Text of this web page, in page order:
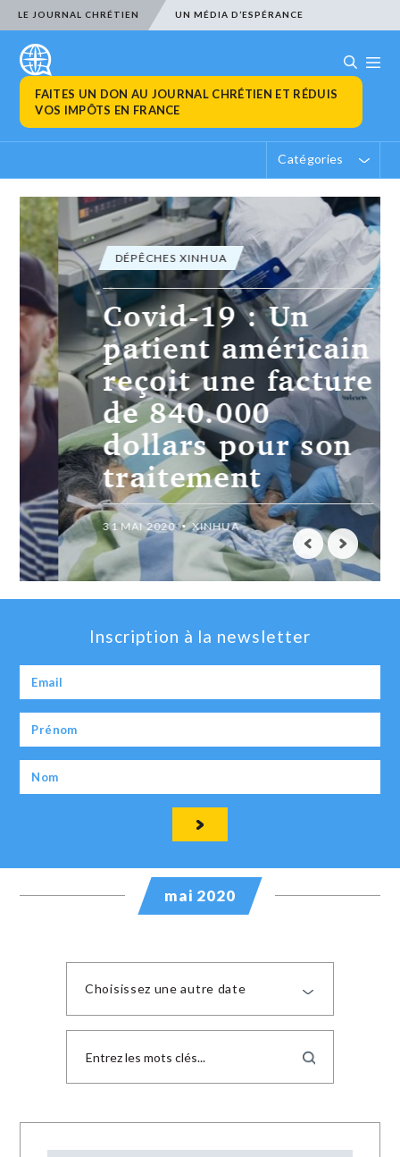
LE JOURNAL CHRÉTIEN UN MÉDIA D’ESPÉRANCE
FAITES UN DON AU JOURNAL CHRÉTIEN ET RÉDUIS
VOS IMPÔTS EN FRANCE
Catégories
DÉPÊCHES XINHUA
Covid-19 : Un
patient américain
reçoit une facture
de 840.000
dollars pour son
traitement
31 MAI 2020 XINHUA
Inscription à la newsletter
mai 2020
Choisissez une autre date